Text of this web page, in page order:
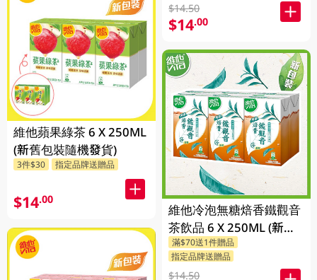
維他蘋果綠茶 6 X 250ML
(新舊包裝隨機發貨)
3件$30 指定品牌送贈品
$14.00
$14.50
$14.00
維他冷泡無糖焙香鐵觀音
茶飲品 6 X 250ML (新舊
包裝隨機發貨)
滿$70送1件贈品
指定品牌送贈品
$14.50